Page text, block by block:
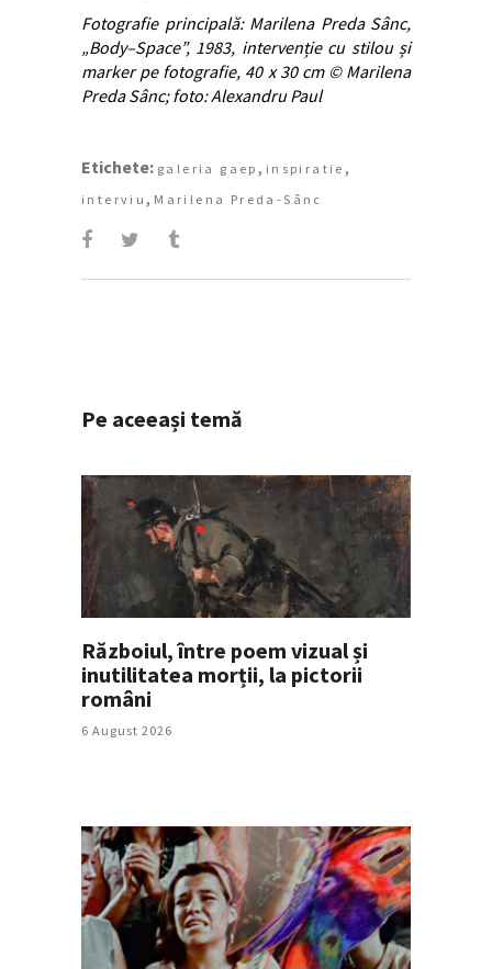
Fotografie principală: Marilena Preda Sânc,
„Body–Space”, 1983, intervenție cu stilou și
marker pe fotografie, 40 x 30 cm © Marilena
Preda Sânc; foto: Alexandru Paul
Etichete: galeria gaep , inspiratie ,
interviu , Marilena Preda-Sânc
Pe aceeași temă
Războiul, între poem vizual și
inutilitatea morții, la pictorii
români
6 August 2026